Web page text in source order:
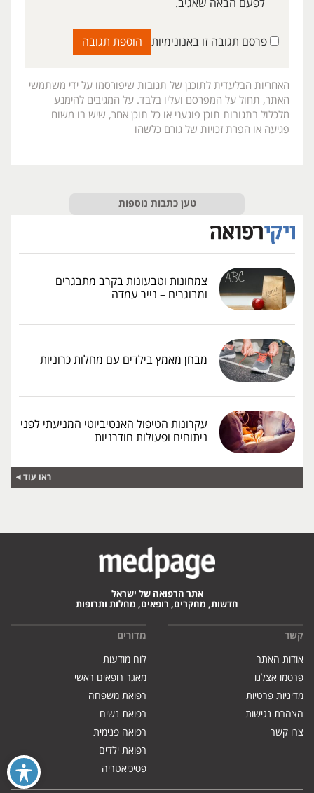
לפעם הבאה שאגיב.
פרסם תגובה זו באנונימיות
האחריות הבלעדית לתוכנן של תגובות שיפורסמו על ידי משתמשי
האתר, תחול על המפרסם ועליו בלבד. על המגיבים להימנע
מלכלול בתגובות תוכן פוגעני או כל תוכן אחר, שיש בו משום
פגיעה או הפרת זכויות של גורם כלשהו
טען כתבות נוספות
צמחונות וטבעונות בקרב מתבגרים
ומבוגרים – נייר עמדה
מבחן מאמץ בילדים עם מחלות כרוניות
עקרונות הטיפול האנטיביוטי המניעתי לפני
ניתוחים ופעולות חודרניות
ראו עוד
אתר הרפואה של ישראל
חדשות, מחקרים, רופאים, מחלות ותרופות
קשר
אודות האתר
פרסמו אצלנו
מדיניות פרטיות
הצהרת נגישות
צרו קשר
מדורים
לוח מודעות
מאגר רופאים ראשי
רפואת משפחה
רפואת נשים
רפואה פנימית
רפואת ילדים
פסיכיאטריה